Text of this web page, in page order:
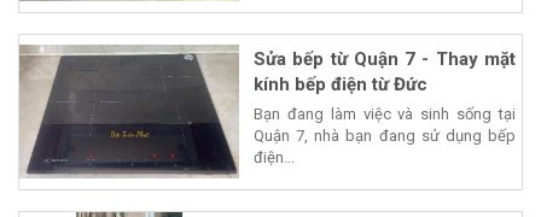
Sửa bếp từ Quận 7 - Thay mặt
kính bếp điện từ Đức
Bạn đang làm việc và sinh sống tại
Quận 7, nhà bạn đang sử dụng bếp
điện...